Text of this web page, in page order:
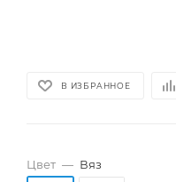
В ИЗБРАННОЕ
Цвет — Вяз